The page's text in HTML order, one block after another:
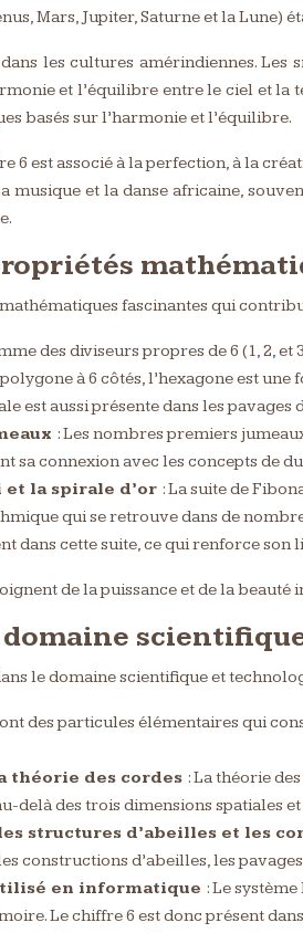
Mars, Jupiter, Saturne et la
les cultures amérindiennes.
et l’équilibre entre le ciel et
basés sur l’harmonie et l’équilibre.
6 est associé à la perfection, à la
musique et la danse africaine,
fascinantes qui
des diviseurs propres de 6 (1, 2,
polygone à 6 côtés, l’hexagone est
est aussi présente dans les
: Les nombres premiers
sa connexion avec les concepts de
et la spirale d’or : La suite de
qui se retrouve dans de
dans cette suite, ce qui renforce
de la puissance et de la
domaine
le domaine scientifique et
des particules élémentaires qui
théorie des cordes : La théorie
delà des trois dimensions spatiales
structures d’abeilles et les
constructions d’abeilles, les
en informatique : Le
Le chiffre 6 est donc présent